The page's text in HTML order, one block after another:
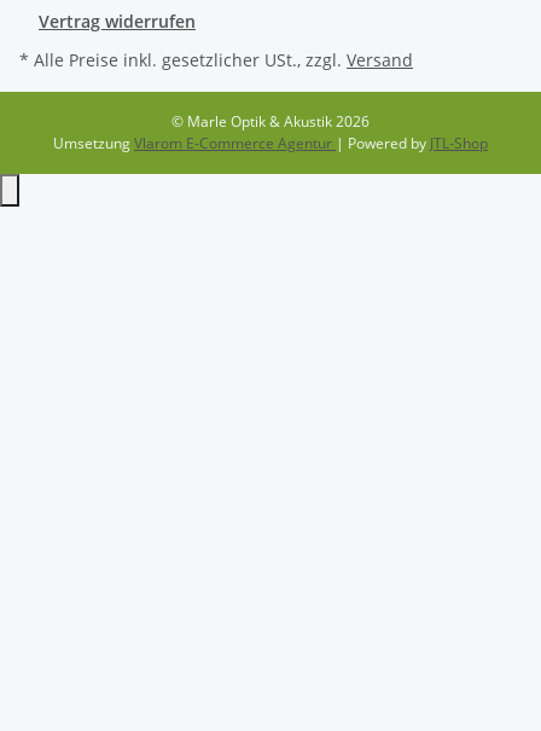
Vertrag widerrufen
* Alle Preise inkl. gesetzlicher USt., zzgl. Versand
© Marle Optik & Akustik 2026
UmsetzungVlarom E-Commerce Agentur | Powered by JTL-Shop